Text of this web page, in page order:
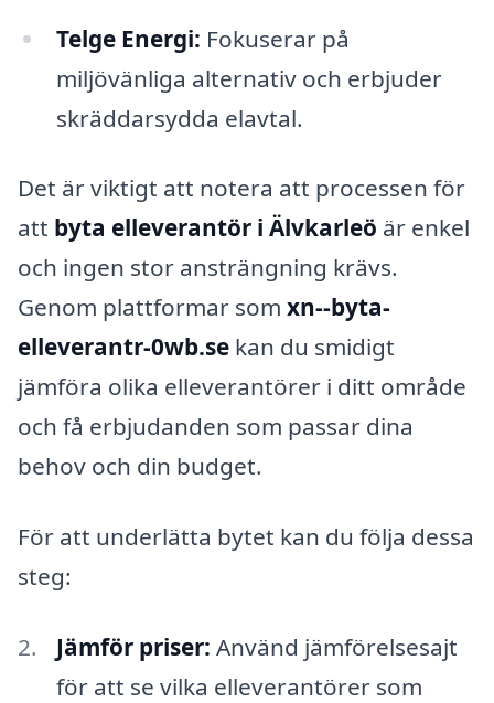
Telge Energi: Fokuserar på
miljövänliga alternativ och erbjuder
skräddarsydda elavtal.
Det är viktigt att notera att processen för
att byta elleverantör i Älvkarleö är enkel
och ingen stor ansträngning krävs.
Genom plattformar som xn--byta-
elleverantr-0wb.se kan du smidigt
jämföra olika elleverantörer i ditt område
och få erbjudanden som passar dina
behov och din budget.
För att underlätta bytet kan du följa dessa
steg:
Jämför priser: Använd jämförelsesajt
för att se vilka elleverantörer som